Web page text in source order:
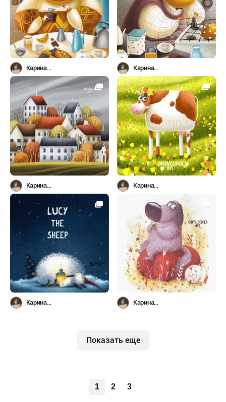
Карина
Лемешева(Капучинка)
Карина
Лемешева(Капучинка)
Карина
Лемешева(Капучинка)
Карина
Лемешева(Капучинка)
Карина
Карина
Показать еще
1 2 3